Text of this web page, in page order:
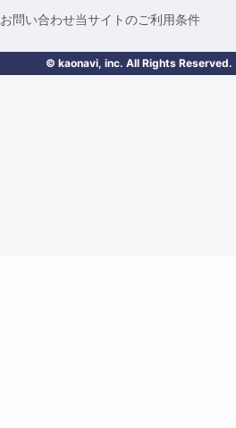
お問い合わせ当サイトのご利用条件
© kaonavi, inc. All Rights Reserved.